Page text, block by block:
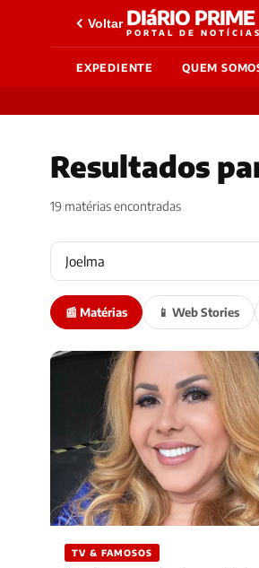
Voltar DIáRIO PRIME
PORTAL DE
EXPEDIENTE QUEM
Resultados
19 matérias encontradas
📰 Matérias 📱 Web Stories
TV & FAMOSOS